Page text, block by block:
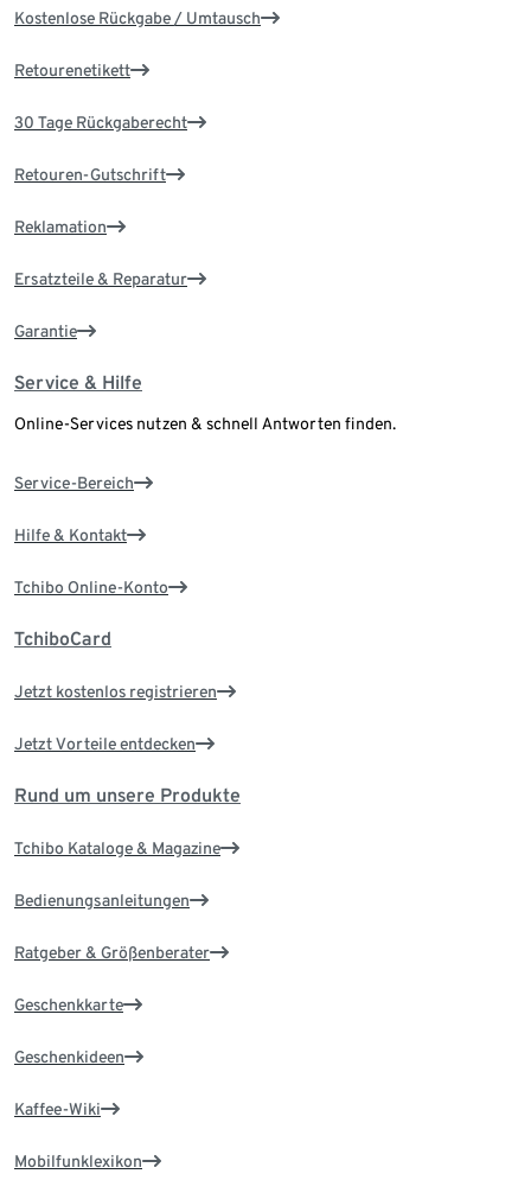
Kostenlose Rückgabe / Umtausch
Retourenetikett
30 Tage Rückgaberecht
Retouren-Gutschrift
Reklamation
Ersatzteile & Reparatur
Garantie
Service & Hilfe
Online-Services nutzen & schnell Antworten finden.
Service-Bereich
Hilfe & Kontakt
Tchibo Online-Konto
TchiboCard
Jetzt kostenlos registrieren
Jetzt Vorteile entdecken
Rund um unsere Produkte
Tchibo Kataloge & Magazine
Bedienungsanleitungen
Ratgeber & Größenberater
Geschenkkarte
Geschenkideen
Kaffee-Wiki
Mobilfunklexikon